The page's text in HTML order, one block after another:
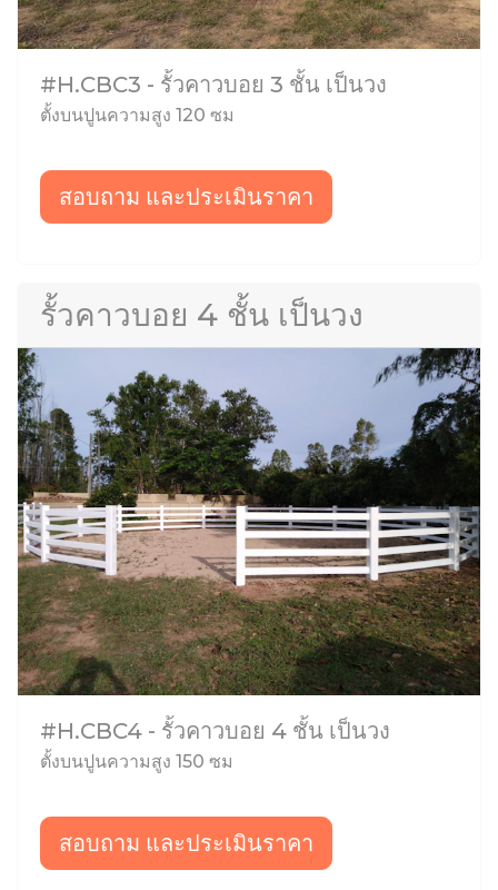
#H.CBC3 - รั้วคาวบอย 3 ชั้น เป็นวง
ตั้งบนปูนความสูง 120 ซม
สอบถาม และประเมินราคา
รั้วคาวบอย 4 ชั้น เป็นวง
#H.CBC4 - รั้วคาวบอย 4 ชั้น เป็นวง
ตั้งบนปูนความสูง 150 ซม
สอบถาม และประเมินราคา